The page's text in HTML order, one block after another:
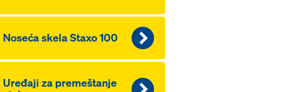
Noseća skela Staxo 100
Uređaji za premeštanje